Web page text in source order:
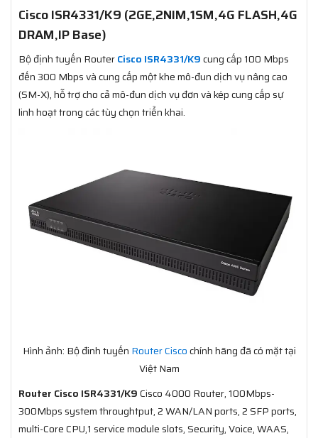
Cisco ISR4331/K9 (2GE,2NIM,1SM,4G FLASH,4G
DRAM,IP Base)
Bộ định tuyến RouterCisco ISR4331/K9cung cấp 100 Mbps
đến 300 Mbps và cung cấp một khe mô-đun dịch vụ nâng cao
(SM-X), hỗ trợ cho cả mô-đun dịch vụ đơn và kép cung cấp sự
linh hoạt trong các tùy chọn triển khai.
Hình ảnh: Bộ đinh tuyến Router Ciscochính hãng đã có mặt tại
Việt Nam
Router Cisco ISR4331/K9Cisco 4000 Router, 100Mbps-
300Mbps system throughtput, 2 WAN/LAN ports, 2 SFP ports,
multi-Core CPU,1 service module slots, Security, Voice, WAAS,